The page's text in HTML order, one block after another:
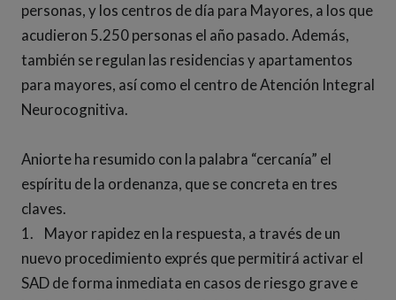
personas, y los centros de día para Mayores, a los que
acudieron 5.250 personas el año pasado. Además,
también se regulan las residencias y apartamentos
para mayores, así como el centro de Atención Integral
Neurocognitiva.
Aniorte ha resumido con la palabra “cercanía” el
espíritu de la ordenanza, que se concreta en tres
claves.
1. Mayor rapidez en la respuesta, a través de un
nuevo procedimiento exprés que permitirá activar el
SAD de forma inmediata en casos de riesgo grave e